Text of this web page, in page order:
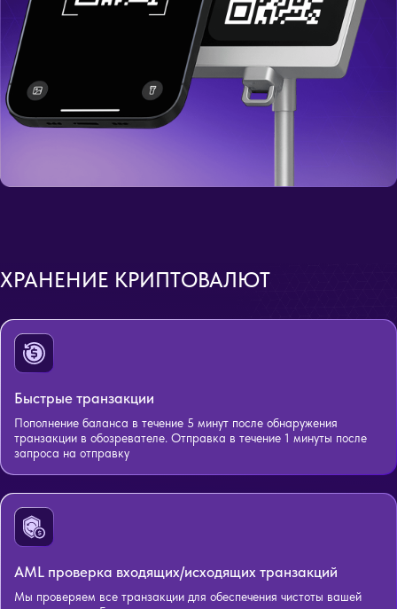
ХРАНЕНИЕ КРИПТОВАЛЮТ
Быстрые транзакции
Пополнение баланса в течение 5 минут после обнаружения
транзакции в обозревателе. Отправка в течение 1 минуты после
запроса на отправку
AML проверка входящих/исходящих транзакций
Мы проверяем все транзакции для обеспечения чистоты вашей